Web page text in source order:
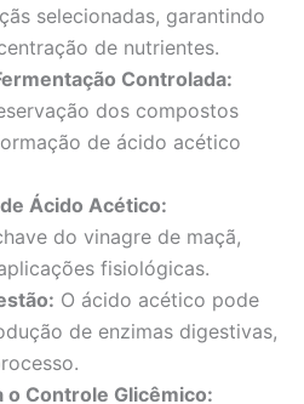
selecionadas, garantindo
de nutrientes.
Controlada:
dos compostos
de ácido acético
Ácido Acético:
do vinagre de maçã,
fisiológicas.
O ácido acético pode
de enzimas digestivas,
o Controle Glicêmico: